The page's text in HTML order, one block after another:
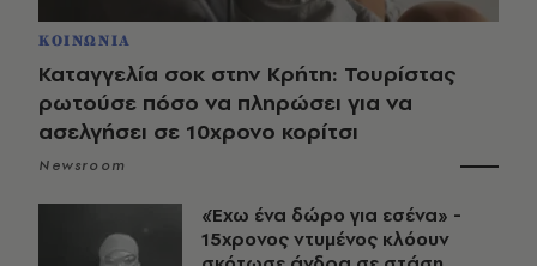
ΚΟΙΝΩΝΙΑ
Καταγγελία σοκ στην Κρήτη: Τουρίστας
ρωτούσε πόσο να πληρώσει για να
ασελγήσει σε 10χρονο κορίτσι
Newsroom
«Έχω ένα δώρο για εσένα» -
15χρονος ντυμένος κλόουν